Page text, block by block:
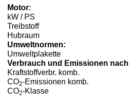
Motor:
kW / PS
Treibstoff
Hubraum
Umweltnormen:
Umweltplakette
Verbrauch und Emissionen nach
Kraftstoffverbr. komb.
CO2-Emissionen komb.
CO2-Klasse